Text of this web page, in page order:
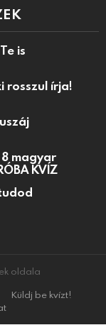
is
rosszul írja!
magyar
KVÍZ
oldala
Küldj be kvízt!